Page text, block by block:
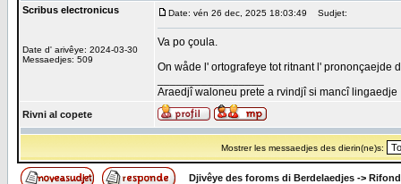
Scribus electronicus
Date d' arivêye: 2024-03-30
Messaedjes: 509
Date: vén 26 dec, 2025 18:03:49 Sudjet:
Va po çoula.
On wåde l' ortografeye tot ritnant l' prononçaejde
Araedjî waloneu prete a rvindjî si mancî lingaedje
Rivni al copete
Mostrer les messaedjes des dierin(ne)s:
Djivêye des foroms di Berdelaedjes ->